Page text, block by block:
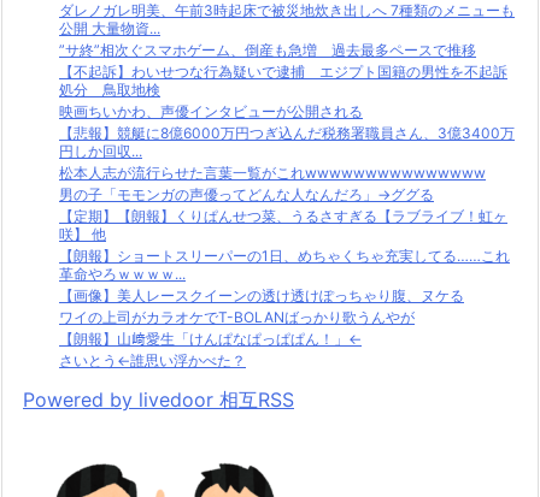
ダレノガレ明美、午前3時起床で被災地炊き出しへ 7種類のメニューも
公開 大量物資...
”サ終”相次ぐスマホゲーム、倒産も急増 過去最多ペースで推移
【不起訴】わいせつな行為疑いで逮捕 エジプト国籍の男性を不起訴
処分 鳥取地検
映画ちいかわ、声優インタビューが公開される
【悲報】競艇に8億6000万円つぎ込んだ税務署職員さん、3億3400万
円しか回収...
松本人志が流行らせた言葉一覧がこれwwwwwwwwwwwwwww
男の子「モモンガの声優ってどんな人なんだろ」→ググる
【定期】【朗報】くりぱんせつ菜、うるさすぎる【ラブライブ！虹ヶ
咲】 他
【朗報】ショートスリーパーの1日、めちゃくちゃ充実してる……これ
革命やろｗｗｗｗ...
【画像】美人レースクイーンの透け透けぽっちゃり腹、ヌケる
ワイの上司がカラオケでT-BOLANばっかり歌うんやが
【朗報】山﨑愛生「けんぱなぱっぱぱん！」←
さいとう←誰思い浮かべた？
Powered by livedoor 相互RSS